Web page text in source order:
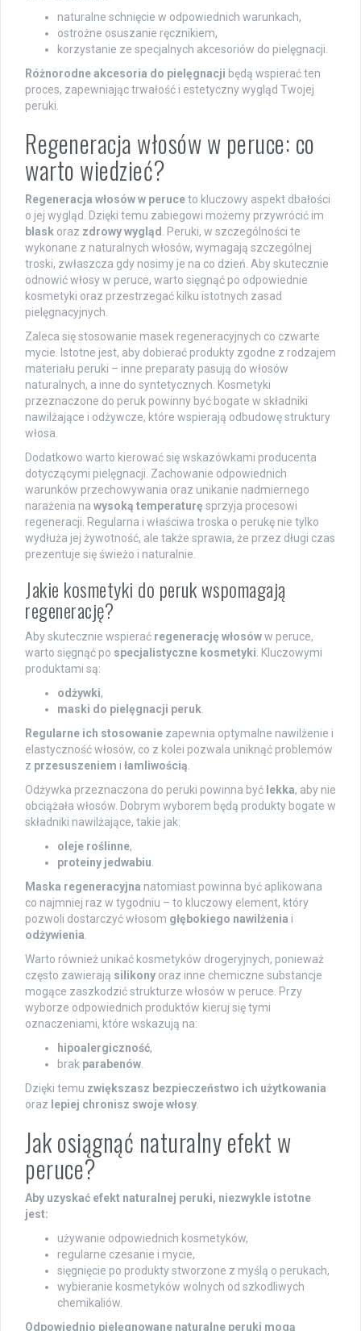
naturalne schnięcie w odpowiednich warunkach,
ostrożne osuszanie ręcznikiem,
korzystanie ze specjalnych akcesoriów do pielęgnacji.
Różnorodne akcesoria do pielęgnacji będą wspierać ten
proces, zapewniając trwałość i estetyczny wygląd Twojej
peruki.
Regeneracja włosów w peruce: co
warto wiedzieć?
Regeneracja włosów w peruceto kluczowy aspekt dbałości
o jej wygląd. Dzięki temu zabiegowi możemy przywrócić im
blask oraz zdrowy wygląd . Peruki, w szczególności te
wykonane z naturalnych włosów, wymagają szczególnej
troski, zwłaszcza gdy nosimy je na co dzień. Aby skutecznie
odnowić włosy w peruce, warto sięgnąć po odpowiednie
kosmetyki oraz przestrzegać kilku istotnych zasad
pielęgnacyjnych.
Zaleca się stosowanie masek regeneracyjnych co czwarte
mycie. Istotne jest, aby dobierać produkty zgodne z rodzajem
materiału peruki – inne preparaty pasują do włosów
naturalnych, a inne do syntetycznych. Kosmetyki
przeznaczone do peruk powinny być bogate w składniki
nawilżające i odżywcze, które wspierają odbudowę struktury
włosa.
Dodatkowo warto kierować się wskazówkami producenta
dotyczącymi pielęgnacji. Zachowanie odpowiednich
warunków przechowywania oraz unikanie nadmiernego
narażenia na wysoką temperaturę sprzyja procesowi
regeneracji. Regularna i właściwa troska o perukę nie tylko
wydłuża jej żywotność, ale także sprawia, że przez długi czas
prezentuje się świeżo i naturalnie.
Jakie kosmetyki do peruk wspomagają
regenerację?
Aby skutecznie wspierać regenerację włosóww peruce,
warto sięgnąć po specjalistyczne kosmetyki . Kluczowymi
produktami są:
odżywki,
maski do pielęgnacji peruk
Regularne ich stosowanie zapewnia optymalne nawilżenie i
elastyczność włosów, co z kolei pozwala uniknąć problemów
z przesuszeniem i łamliwością
Odżywka przeznaczona do peruki powinna być lekka, aby nie
obciążała włosów. Dobrym wyborem będą produkty bogate w
składniki nawilżające, takie jak:
oleje roślinne,
proteiny jedwabiu
Maska regeneracyjna natomiast powinna być aplikowana
co najmniej raz w tygodniu – to kluczowy element, który
pozwoli dostarczyć włosom głębokiego nawilżenia i
odżywienia
Warto również unikać kosmetyków drogeryjnych, ponieważ
często zawierają silikony oraz inne chemiczne substancje
mogące zaszkodzić strukturze włosów w peruce. Przy
wyborze odpowiednich produktów kieruj się tymi
oznaczeniami, które wskazują na:
hipoalergiczność,
brak parabenów
Dzięki temu zwiększasz bezpieczeństwo ich użytkowania
oraz lepiej chronisz swoje włosy
Jak osiągnąć naturalny efekt w
peruce?
Aby uzyskać efekt naturalnej peruki, niezwykle istotne
jest:
używanie odpowiednich kosmetyków,
regularne czesanie i mycie,
sięgnięcie po produkty stworzone z myślą o perukach,
wybieranie kosmetyków wolnych od szkodliwych
chemikaliów.
Odpowiednio pielęgnowane naturalne peruki mogą